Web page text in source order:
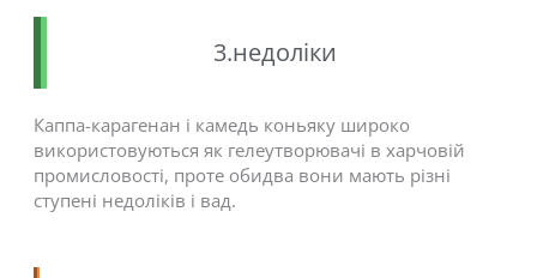
3.недоліки
Каппа-карагенан і камедь коньяку широко
використовуються як гелеутворювачі в харчовій
промисловості, проте обидва вони мають різні
ступені недоліків і вад.